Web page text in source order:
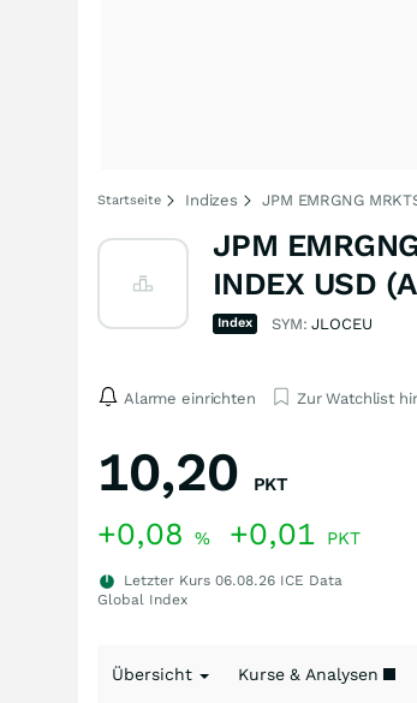
Startseite Indizes JPM EMRGNG
JPM
INDEX USD
Index SYM:JLOCEU
Alarme einrichten Zur Watchlist
10,20 PKT
+0,08 % +0,01 PKT
Letzter Kurs 06.08.26 ICE Data
Global Index
Übersicht Kurse & Analysen